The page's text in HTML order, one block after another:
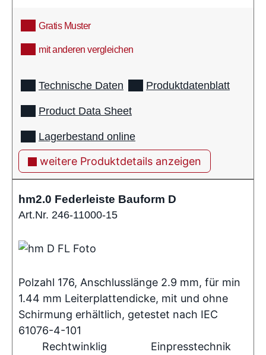
Gratis Muster
mit anderen vergleichen
Technische Daten Produktdatenblatt
Product Data Sheet
Lagerbestand online
weitere Produktdetails anzeigen
hm2.0 Federleiste Bauform D
Art.Nr. 246-11000-15
Polzahl 176, Anschlusslänge 2.9 mm, für min
1.44 mm Leiterplattendicke, mit und ohne
Schirmung erhältlich, getestet nach IEC
61076-4-101
Rechtwinklig
Einpresstechnik